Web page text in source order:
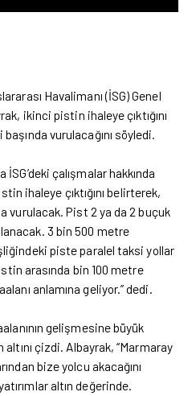
Havalimanı (İSG) Genel
ikinci pistin ihaleye çıktığını
vurulacağını söyledi.
İSG’deki çalışmalar hakkında
ihaleye çıktığını belirterek,
vurulacak. Pist 2 ya da 2 buçuk
3 bin 500 metre
piste paralel taksi yollar
arasında bin 100 metre
anlamına geliyor.” dedi.
gelişmesine büyük
altını çizdi. Albayrak, “Marmaray
bize yolcu akacağını
altın değerinde.